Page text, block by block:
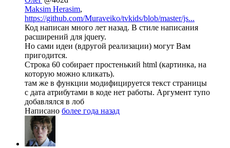
Maksim Herasim,
https://github.com/Muraveiko/tvkids/blob/master/js...
Код написан много лет назад. В стиле написания
расширений для jquery.
Но сами идеи (вдругой реализации) могут Вам
пригодится.
Строка 60 собирает простенький html (картинка, на
которую можно кликать).
там же в функции модифицируется текст страницы
с дата атрибутами в коде нет работы. Аргумент тупо
добавлялся в лоб
Написано более года назад